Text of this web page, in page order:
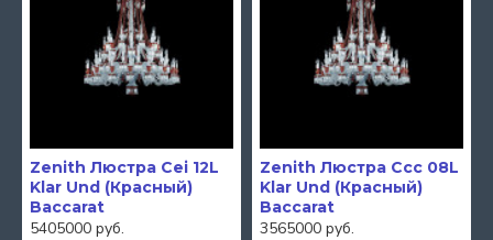
Zenith Люстра Cei 12L
Klar Und (Красный)
Baccarat
5405000 руб.
Zenith Люстра Ccc 08L
Klar Und (Красный)
Baccarat
3565000 руб.